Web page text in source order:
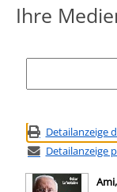
Ihre
Detailanzeige
Detailanzeige